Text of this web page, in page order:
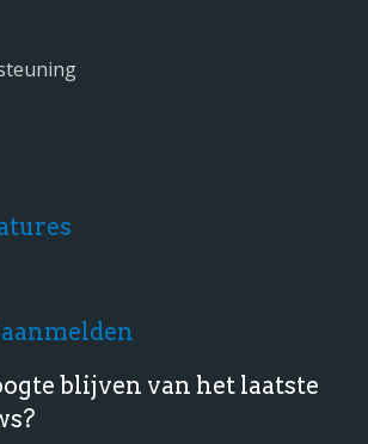
blijven van het laatste